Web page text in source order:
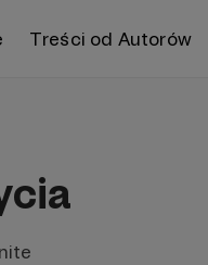
Treści od Autorów